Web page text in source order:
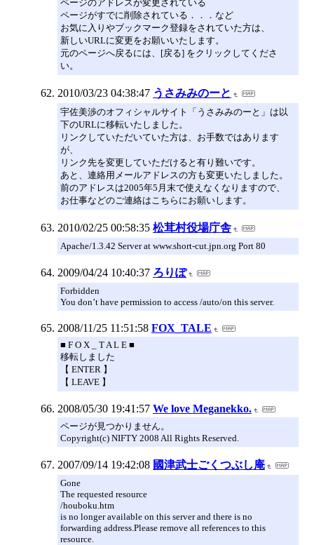
ページのアドレスが変更されている
ページがすでに削除されている．．．など
お気に入りやブックマーク登録をされていた方は、
新しいURLに変更をお願いいたします。
元のページへ戻るには、[戻る] をクリックしてくださ
い。
2010/03/23 04:38:47 うさみみのーと
宇佐美渉のオフィシャルサイト「うさみみのーと」は以
下のURLに移転いたしました。
リンクしていただいていた方は、お手数ではあります
が、
リンク先を変更していただけると有り難いです。
あと、連絡用メールアドレスの方も変更いたしました。
前のアドレスは2005年5月末で使えなくなりますので、
お仕事などのご連絡はこちらにお願いします。
2010/02/25 00:58:35 松茸村役場庁舎
Apache/1.3.42 Server at www.short-cut.jpn.org Port 80
2009/04/24 10:40:37 ろりぽ
Forbidden
You don’t have permission to access /auto/on this server.
2008/11/25 11:51:58 FOX_TALE
■ F O X _ T A L E ■
移転しました
【 ENTER 】
【 LEAVE 】
2008/05/30 19:41:57 We love Meganekko.
ページが見つかりません。
Copyright(c) NIFTY 2008 All Rights Reserved.
2007/09/14 19:42:08 國津武士ごくつぶし庵
Gone
The requested resource
/houboku.htm
is no longer available on this server and there is no
forwarding address.Please remove all references to this
resource.